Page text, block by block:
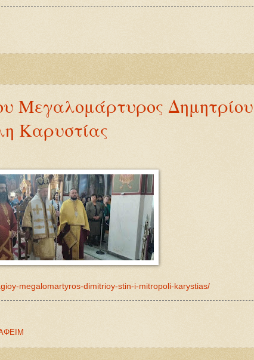
Μεγαλομάρτυρος Δημητρίου
Καρυστίας
megalomartyros-dimitrioy-stin-i-mitropoli-karystias/